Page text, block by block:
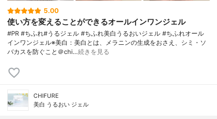
5.00
使い方を変えることができるオールインワンジェル
#PR #ちふれ#うるジェル #ちふれ美白うるおいジェル #ちふれオール
インワンジェル※美白：美白とは、メラニンの生成をおさえ、シミ・ソ
バカスを防ぐこと＠chi…続きを見る
CHIFURE
美白 うるおい ジェル